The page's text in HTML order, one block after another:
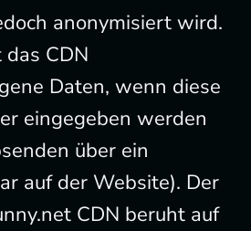
anonymisiert wird.
CDN
Daten, wenn diese
eingegeben werden
über ein
auf der Website). Der
CDN beruht auf